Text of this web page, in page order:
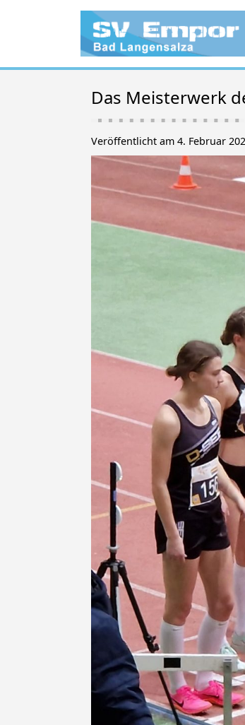
Das Meisterwerk
Veröffentlicht am 4. Februar